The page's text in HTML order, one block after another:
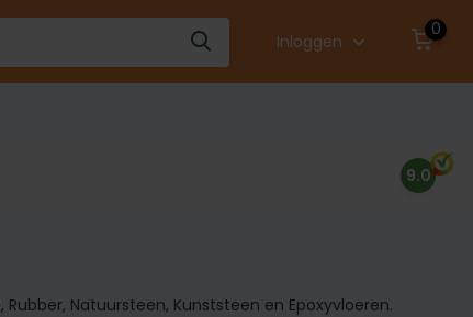
Inloggen
0
9.0
Natuursteen, Kunststeen en Epoxyvloeren.